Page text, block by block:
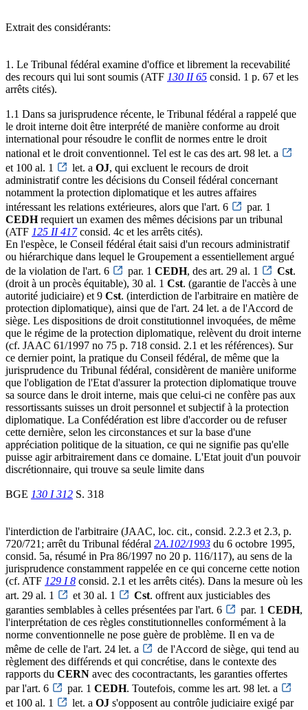
Extrait des considérants:
1. Le Tribunal fédéral examine d'office et librement la recevabilité
des recours qui lui sont soumis (ATF 130 II 65 consid. 1 p. 67 et les
arrêts cités).
1.1 Dans sa jurisprudence récente, le Tribunal fédéral a rappelé que
le droit interne doit être interprété de manière conforme au droit
international pour résoudre le conflit de normes entre le droit
national et le droit conventionnel. Tel est le cas des art. 98 let. a
et 100 al. 1
let. a OJ, qui excluent le recours de droit
administratif contre les décisions du Conseil fédéral concernant
notamment la protection diplomatique et les autres affaires
intéressant les relations extérieures, alors que l'art. 6
par. 1
CEDHrequiert un examen des mêmes décisions par un tribunal
(ATF 125 II 417consid. 4c et les arrêts cités).
En l'espèce, le Conseil fédéral était saisi d'un recours administratif
ou hiérarchique dans lequel le Groupement a essentiellement argué
de la violation de l'art. 6
par. 1 CEDH, des art. 29 al. 1 Cst.
(droit à un procès équitable), 30 al. 1 Cst. (garantie de l'accès à une
autorité judiciaire) et 9 Cst. (interdiction de l'arbitraire en matière de
protection diplomatique), ainsi que de l'art. 24 let. a de l'Accord de
siège. Les dispositions de droit constitutionnel invoquées, de même
que le régime de la protection diplomatique, relèvent du droit interne
(cf. JAAC 61/1997 no 75 p. 718 consid. 2.1 et les références). Sur
ce dernier point, la pratique du Conseil fédéral, de même que la
jurisprudence du Tribunal fédéral, considèrent de manière uniforme
que l'obligation de l'Etat d'assurer la protection diplomatique trouve
sa source dans le droit interne, mais que celui-ci ne confère pas aux
ressortissants suisses un droit personnel et subjectif à la protection
diplomatique. La Confédération est libre d'accorder ou de refuser
cette dernière, selon les circonstances et sur la base d'une
appréciation politique de la situation, ce qui ne signifie pas qu'elle
puisse agir arbitrairement dans ce domaine. L'Etat jouit d'un pouvoir
discrétionnaire, qui trouve sa seule limite dans
BGE 130 I 312 S. 318
l'interdiction de l'arbitraire (JAAC, loc. cit., consid. 2.2.3 et 2.3, p.
720/721; arrêt du Tribunal fédéral 2A.102/1993 du 6 octobre 1995,
consid. 5a, résumé in Pra 86/1997 no 20 p. 116/117), au sens de la
jurisprudence constamment rappelée en ce qui concerne cette notion
(cf. ATF 129 I 8 consid. 2.1 et les arrêts cités). Dans la mesure où les
art. 29 al. 1
et 30 al. 1 Cst. offrent aux justiciables des
garanties semblables à celles présentées par l'art. 6
par. 1 CEDH,
l'interprétation de ces règles constitutionnelles conformément à la
norme conventionnelle ne pose guère de problème. Il en va de
même de celle de l'art. 24 let. a
de l'Accord de siège, qui tend au
règlement des différends et qui concrétise, dans le contexte des
rapports du CERN avec des cocontractants, les garanties offertes
par l'art. 6
par. 1 CEDH. Toutefois, comme les art. 98 let. a
et 100 al. 1
let. a OJ s'opposent au contrôle judiciaire exigé par